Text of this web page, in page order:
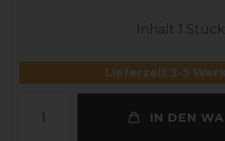
Inhalt 1 Stück
Lieferzeit 3-5
IN DEN